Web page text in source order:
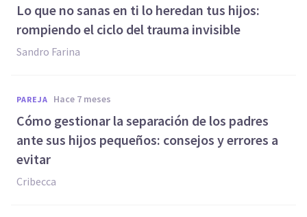
Lo que no sanas en ti lo heredan tus hijos:
rompiendo el ciclo del trauma invisible
Sandro Farina
PAREJA hace 7 meses
Cómo gestionar la separación de los padres
ante sus hijos pequeños: consejos y errores a
evitar
Cribecca